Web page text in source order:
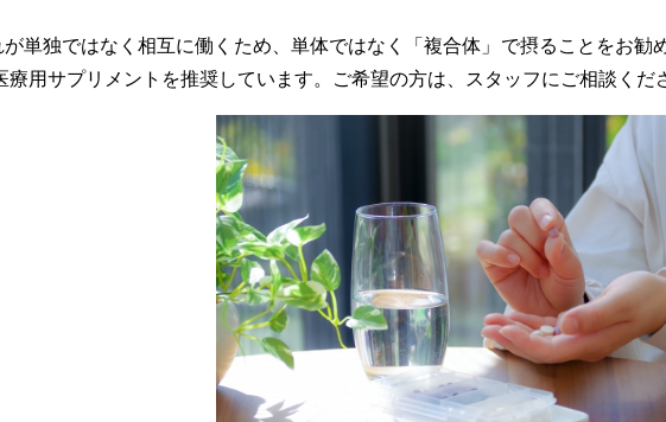
単独ではなく相互に働くため、単体ではなく「複合体」で摂ることをお
療用サプリメントを推奨しています。ご希望の方は、スタッフにご相談くだ